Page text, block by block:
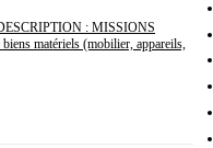
: MISSIONS
matériels (mobilier, appareils,